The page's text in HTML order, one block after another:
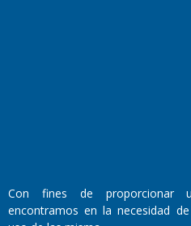
Director Periodístico:
Walter René Goñi
Con fines de proporcionar
encontramos en la necesidad